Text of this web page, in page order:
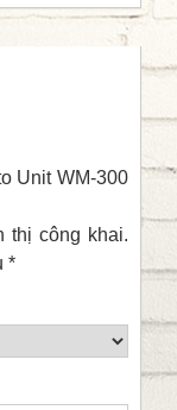
Unit WM-300
thị công khai.
*